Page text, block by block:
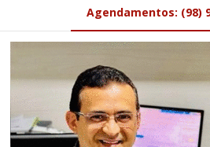
Agendamentos: (98)